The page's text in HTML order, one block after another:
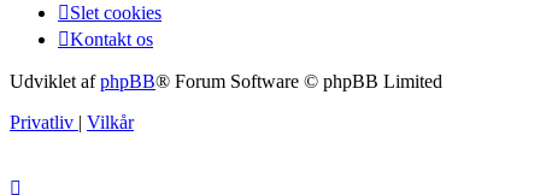
Slet cookies
Kontakt os
Udviklet afphpBB® Forum Software © phpBB Limited
Privatliv | Vilkår